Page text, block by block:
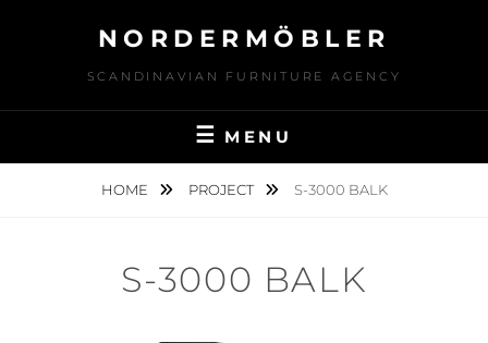
NORDERMÖBLER
SCANDINAVIAN FURNITURE AGENCY
MENU
HOME PROJECT S-3000 BALK
S-3000 BALK